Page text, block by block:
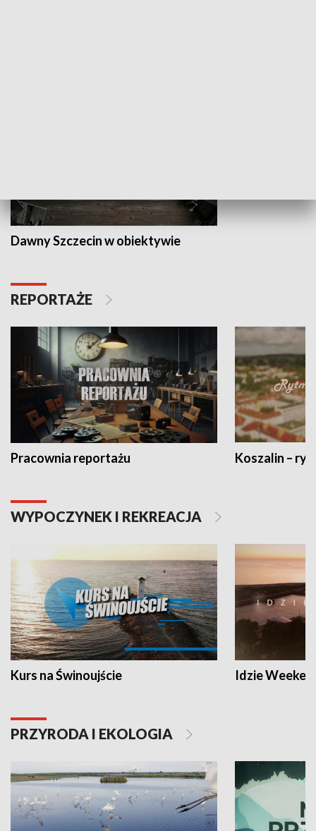
Dawny Szczecin w obiektywie
REPORTAŻE
Pracownia reportażu Koszalin –
WYPOCZYNEK I REKREACJA
Kurs na Świnoujście Idzie
PRZYRODA I EKOLOGIA